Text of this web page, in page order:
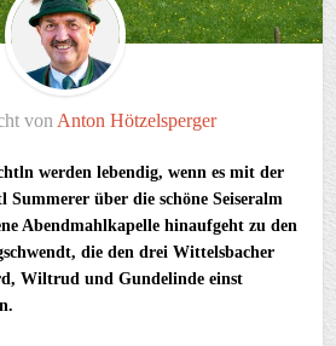
von Anton Hötzelsperger
werden lebendig, wenn es mit der
über die schöne Seiseralm
Abendmahlkapelle hinaufgeht zu den
die den drei Wittelsbacher
Wiltrud und Gundelinde einst